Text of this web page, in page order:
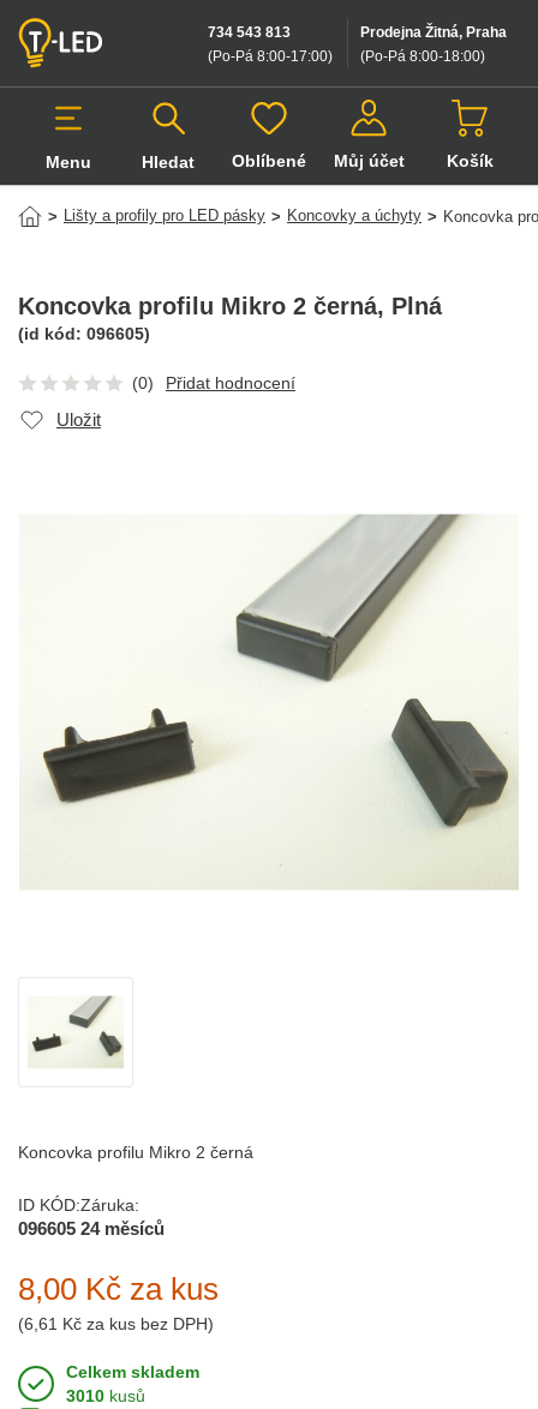
Prodejna Žitná, Praha
(Po-Pá 8:00-18:00)
734 543 813
(Po-Pá 8:00-17:00)
Menu Hledat
Hledat v produktech
Oblíbené Můj účet Košík
> Lišty a profily pro LED pásky > Koncovky a úchyty > Koncovka
Koncovka profilu Mikro 2 černá, Plná
(id kód: 096605)
(0) Přidat hodnocení
Uložit
Koncovka profilu Mikro 2 černá
ID KÓD:
096605
Záruka:
24 měsíců
8,00 Kč za kus
(6,61 Kč za kus bez DPH)
Celkem skladem
3010 kusů